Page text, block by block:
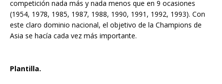
competición nada más y nada menos que en 9 ocasiones
(1954, 1978, 1985, 1987, 1988, 1990, 1991, 1992, 1993). Con
este claro dominio nacional, el objetivo de la Champions de
Asia se hacía cada vez más importante.
Plantilla.